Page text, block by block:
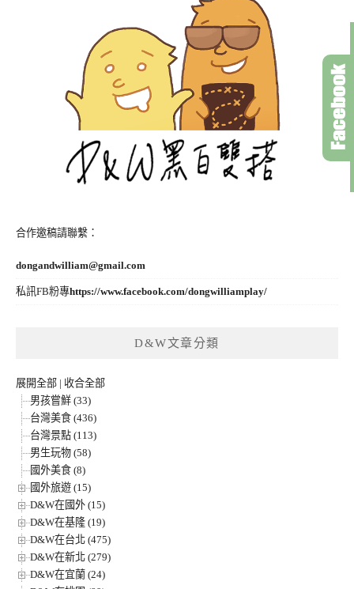
合作邀稿請聯繫：
dongandwilliam@gmail.com
私訊FB粉專https://www.facebook.com/dongwilliamplay/
D&W文章分類
展開全部 | 收合全部
男孩嘗鮮 (33)
台灣美食 (436)
台灣景點 (113)
男生玩物 (58)
國外美食 (8)
國外旅遊 (15)
D&W在國外 (15)
D&W在基隆 (19)
D&W在台北 (475)
D&W在新北 (279)
D&W在宜蘭 (24)